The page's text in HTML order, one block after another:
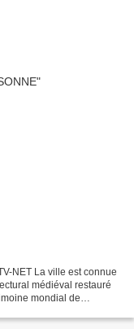
NET La ville est connue
médiéval restauré
mondial de